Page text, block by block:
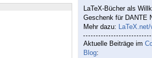
LaTeX-Bücher als
Geschenk für DANTE
Mehr dazu:
Aktuelle Beiträge im
Blog: